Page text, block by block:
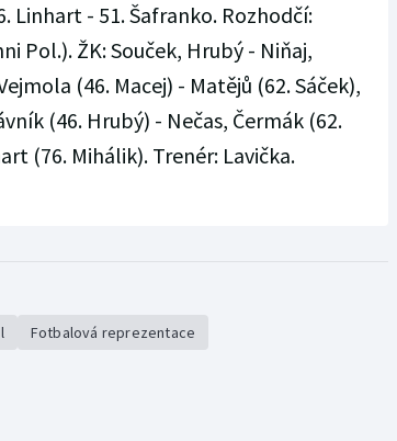
Linhart - 51. Šafranko. Rozhodčí:
Pol.). ŽK: Souček, Hrubý - Niňaj,
(46. Macej) - Matějů (62. Sáček),
(46. Hrubý) - Nečas, Čermák (62.
(76. Mihálik). Trenér: Lavička.
Fotbalová reprezentace